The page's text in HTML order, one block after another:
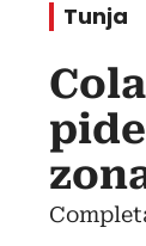
Tunja